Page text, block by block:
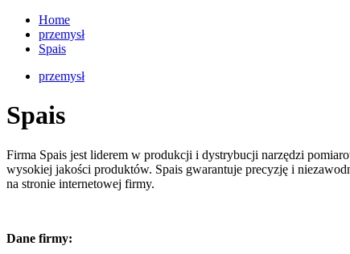
Home
przemysł
Spais
przemysł
Spais
Firma Spais jest liderem w produkcji i dystrybucji narzędzi
wysokiej jakości produktów. Spais gwarantuje precyzję i
na stronie internetowej firmy.
Dane firmy: